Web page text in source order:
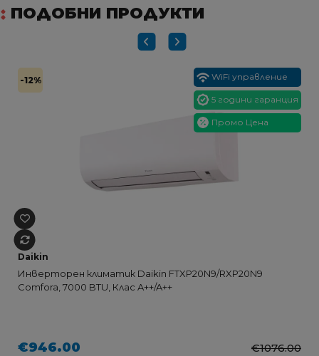
ПОДОБНИ ПРОДУКТИ
-12% WiFi управление
5 години гаранция
Промо Цена
Daikin
Инверторен климатик Daikin FTXP20N9/RXP20N9
Comfora, 7000 BTU, Клас A++/A++
€946.00 €1076.00